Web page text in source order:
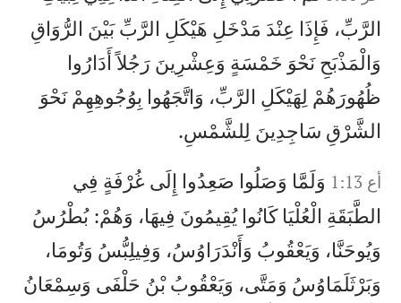
الرَّبِّ، فَإِذَا عِنْدَ مَدْخَلِ هَيْكَلِ الرَّبِّ بَيْنَ الرُّوَاقِ
وَالْمَذْبَحِ نَحْوَ خَمْسَةٍ وَعِشْرِينَ رَجُلاً أَدَارُوا
ظُهُورَهُمْ لِهَيْكَلِ الرَّبِّ، وَاتَّجَهُوا بِوُجُوهِهِمْ نَحْوَ
الشَّرْقِ سَاجِدِينَ لِلشَّمْسِ.
أع 1:13
وَلَمَّا وَصَلُوا صَعِدُوا إِلَى غُرْفَةٍ فِي
الطَّبَقَةِ الْعُلْيَا كَانُوا يُقِيمُونَ فِيهَا، وَهُمْ: بُطْرُسُ
وَيُوحَنَّا، وَيَعْقُوبُ وَأَنْدَرَاوُسُ، وَفِيلِبُّسُ وَتُومَا،
وَبَرْثَلَمَاوُسُ وَمَتَّى، وَيَعْقُوبُ بْنُ حَلْفَى وَسِمْعَانُ